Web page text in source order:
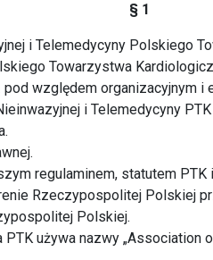
§ 1
i Telemedycyny Polskiego
Towarzystwa
względem organizacyjnym
i Telemedycyny
regulaminem, statutem
Rzeczypospolitej Polskiej
Polskiej.
używa nazwy